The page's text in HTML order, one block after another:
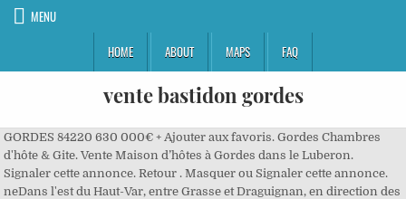
MENU
HOME
ABOUT MAPS FAQ
vente bastidon gordes
GORDES 84220 630 000€ + Ajouter aux favoris. Gordes Chambres
d'hôte & Gite. Vente Maison d’hôtes à Gordes dans le Luberon.
Signaler cette annonce. Retour . Masquer ou Signaler cette annonce.
neDans l'est du Haut-Var, entre Grasse et Draguignan, en direction des